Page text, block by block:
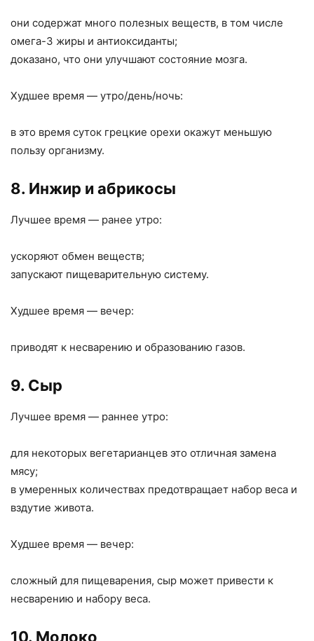
они содержат много полезных веществ, в том числе
омега-3 жиры и антиоксиданты;
доказано, что они улучшают состояние мозга.
Худшее время — утро/день/ночь:
в это время суток грецкие орехи окажут меньшую
пользу организму.
8. Инжир и абрикосы
Лучшее время — ранее утро:
ускоряют обмен веществ;
запускают пищеварительную систему.
Худшее время — вечер:
приводят к несварению и образованию газов.
9. Сыр
Лучшее время — раннее утро:
для некоторых вегетарианцев это отличная замена
мясу;
в умеренных количествах предотвращает набор веса и
вздутие живота.
Худшее время — вечер:
сложный для пищеварения, сыр может привести к
несварению и набору веса.
10. Молоко